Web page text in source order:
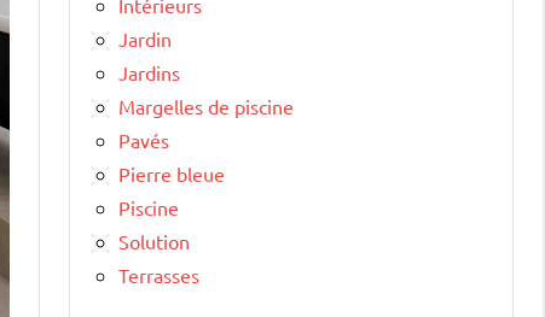
Jardin
Jardins
Margelles de piscine
Pavés
Pierre bleue
Piscine
Solution
Terrasses